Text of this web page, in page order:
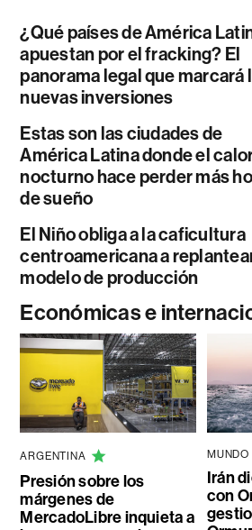
¿Qué países de América
apuestan por el fracking? El
panorama legal que marcará
nuevas inversiones
Estas son las ciudades de
América Latina donde el
nocturno hace perder más
de sueño
El Niño obliga a la caficultura
centroamericana a
modelo de producción
Económicas e
ARGENTINA
Presión sobre los
márgenes de
MercadoLibre inquieta a
MUNDO
Irán
con